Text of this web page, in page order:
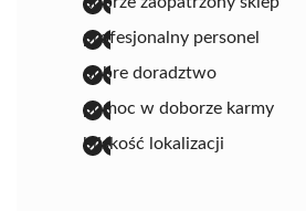
profesjonalny personel
dobre doradztwo
pomoc w doborze karmy
bliskość lokalizacji